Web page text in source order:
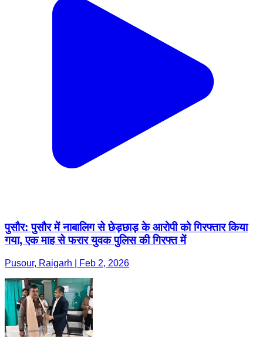
पुसौर: पुसौर में नाबालिग से छेड़छाड़ के आरोपी को गिरफ्तार किया
गया, एक माह से फरार युवक पुलिस की गिरफ्त में
Pusour, Raigarh | Feb 2, 2026